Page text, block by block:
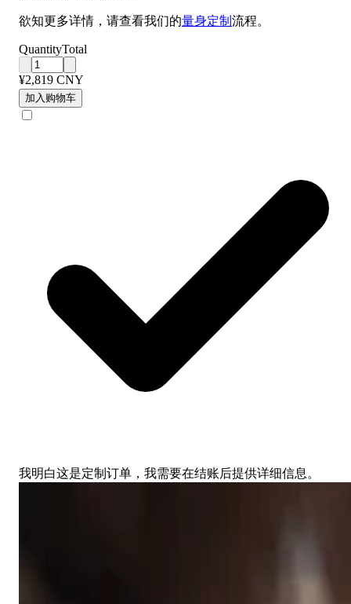
欲知更多详情，请查看我们的量身定制 流程。
QuantityTotal
¥2,819 CNY
加入购物车
我明白这是定制订单，我需要在结账后提供详细信息。